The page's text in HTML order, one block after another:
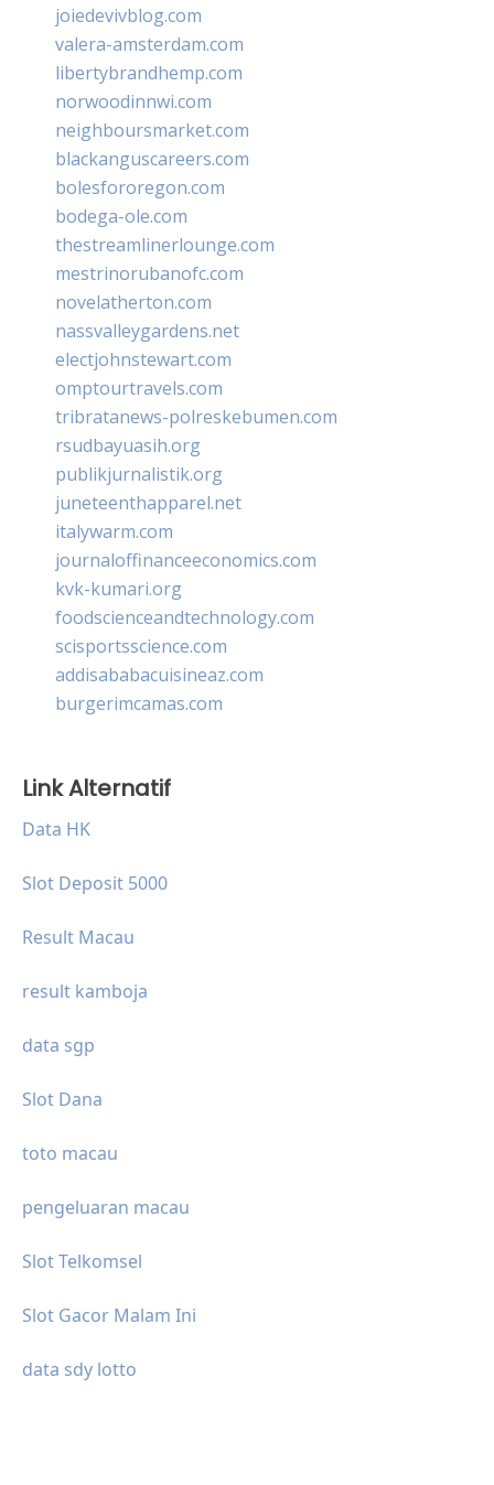
joiedevivblog.com
valera-amsterdam.com
libertybrandhemp.com
norwoodinnwi.com
neighboursmarket.com
blackanguscareers.com
bolesfororegon.com
bodega-ole.com
thestreamlinerlounge.com
mestrinorubanofc.com
novelatherton.com
nassvalleygardens.net
electjohnstewart.com
omptourtravels.com
tribratanews-polreskebumen.com
rsudbayuasih.org
publikjurnalistik.org
juneteenthapparel.net
italywarm.com
journaloffinanceeconomics.com
kvk-kumari.org
foodscienceandtechnology.com
scisportsscience.com
addisababacuisineaz.com
burgerimcamas.com
Link Alternatif
Data HK
Slot Deposit 5000
Result Macau
result kamboja
data sgp
Slot Dana
toto macau
pengeluaran macau
Slot Telkomsel
Slot Gacor Malam Ini
data sdy lotto